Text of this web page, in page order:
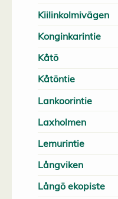
Kiilinkolmivägen
Konginkarintie
Kåtö
Kåtöntie
Lankoorintie
Laxholmen
Lemurintie
Långviken
Långö ekopiste